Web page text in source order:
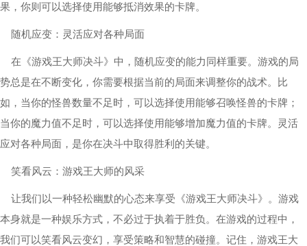
果，你则可以选择使用能够抵消效果的卡牌。
随机应变：灵活应对各种局面
在《游戏王大师决斗》中，随机应变的能力同样重要。游戏的局
势总是在不断变化，你需要根据当前的局面来调整你的战术。比
如，当你的怪兽数量不足时，可以选择使用能够召唤怪兽的卡牌；
当你的魔力值不足时，可以选择使用能够增加魔力值的卡牌。灵活
应对各种局面，是你在决斗中取得胜利的关键。
笑看风云：游戏王大师的风采
让我们以一种轻松幽默的心态来享受《游戏王大师决斗》。游戏
本身就是一种娱乐方式，不必过于执着于胜负。在游戏的过程中，
我们可以笑看风云变幻，享受策略和智慧的碰撞。记住，游戏王大